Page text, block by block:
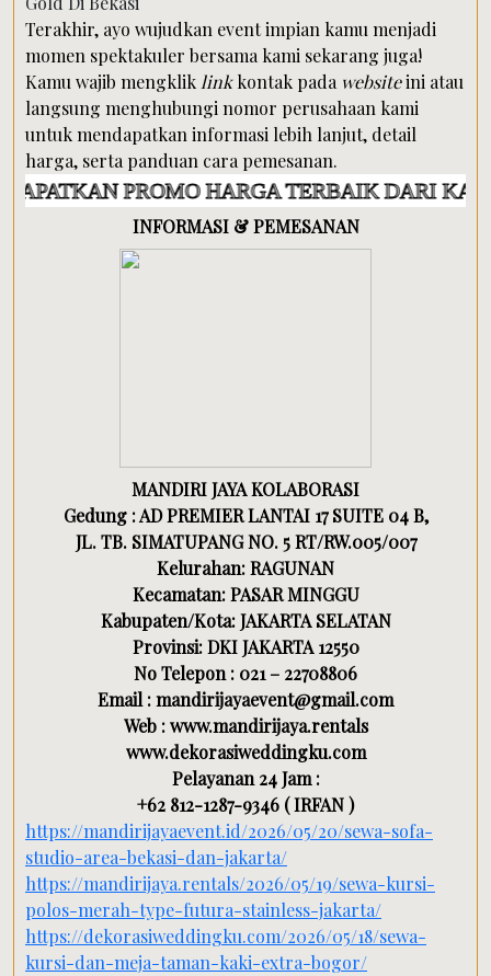
Terakhir, ayo wujudkan event impian kamu menjadi
momen spektakuler bersama kami sekarang juga!
Kamu wajib mengklik linkkontak pada websiteini atau
langsung menghubungi nomor perusahaan kami
untuk mendapatkan informasi lebih lanjut, detail
harga, serta panduan cara pemesanan.
HARGA TERBAIK DARI KAMI
INFORMASI & PEMESANAN
MANDIRI JAYA KOLABORASI
Gedung : AD PREMIER LANTAI 17 SUITE 04 B,
JL. TB. SIMATUPANG NO. 5 RT/RW.005/007
Kelurahan: RAGUNAN
Kecamatan: PASAR MINGGU
Kabupaten/Kota: JAKARTA SELATAN
Provinsi: DKI JAKARTA 12550
No Telepon : 021 – 22708806
Email : mandirijayaevent@gmail.com
Web : www.mandirijaya.rentals
www.dekorasiweddingku.com
Pelayanan 24 Jam :
+62 812-1287-9346 ( IRFAN )
https://mandirijayaevent.id/2026/05/20/sewa-sofa-
studio-area-bekasi-dan-jakarta/
https://mandirijaya.rentals/2026/05/19/sewa-kursi-
polos-merah-type-futura-stainless-jakarta/
https://dekorasiweddingku.com/2026/05/18/sewa-
kursi-dan-meja-taman-kaki-extra-bogor/